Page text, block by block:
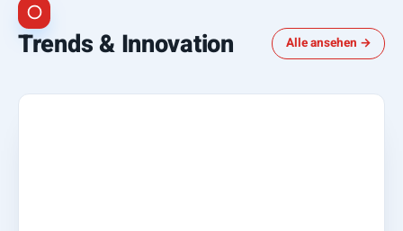
Trends & Innovation Alle ansehen →